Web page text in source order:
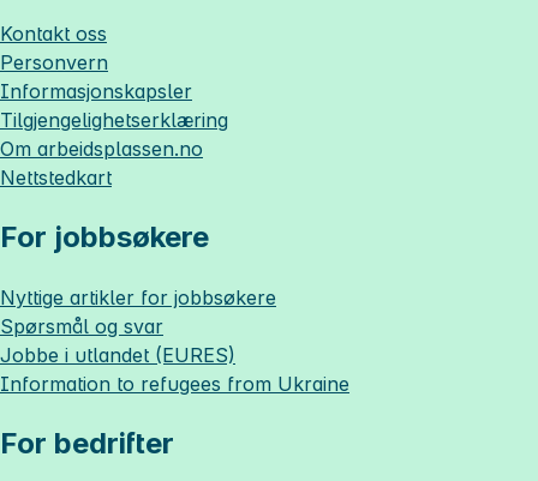
Kontakt oss
Personvern
Informasjonskapsler
Tilgjengelighetserklæring
Om arbeidsplassen.no
Nettstedkart
For jobbsøkere
Nyttige artikler for jobbsøkere
Spørsmål og svar
Jobbe i utlandet (EURES)
Information to refugees from Ukraine
For bedrifter